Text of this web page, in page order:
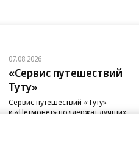
07.08.2026
«Сервис путешествий
Туту»
Сервис путешествий «Туту»
и «Нетмонет» поддержат лучших